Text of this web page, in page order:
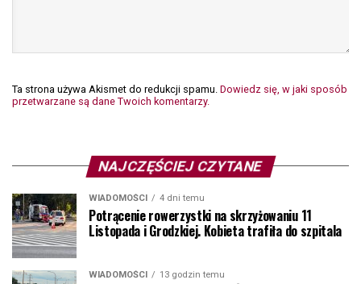
Ta strona używa Akismet do redukcji spamu. Dowiedz się, w jaki sposób
przetwarzane są dane Twoich komentarzy.
NAJCZĘŚCIEJ CZYTANE
WIADOMOŚCI 4 dni temu
Potrącenie rowerzystki na skrzyżowaniu 11
Listopada i Grodzkiej. Kobieta trafiła do szpitala
WIADOMOŚCI 13 godzin temu